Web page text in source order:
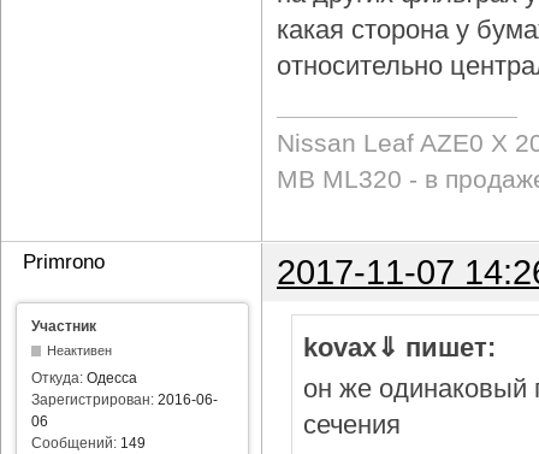
какая сторона у
относительно
Nissan Leaf AZE0 X
MB ML320 - в
Primrono 2017-11-07
Участник
Неактивен
Откуда: Одесса
Зарегистрирован: 2016-06-
06
Сообщений: 149
kovax⇓ пишет:
он же одинаковый
сечения